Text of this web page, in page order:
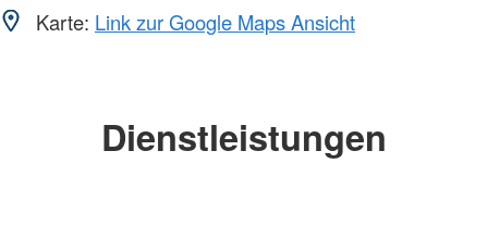
Karte: Link zur Google Maps Ansicht
Dienstleistungen